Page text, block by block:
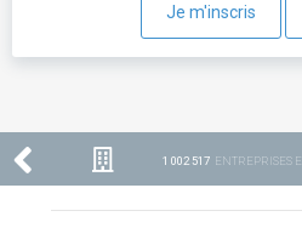
Je m'inscris
1 002 517 ENTREPRISES